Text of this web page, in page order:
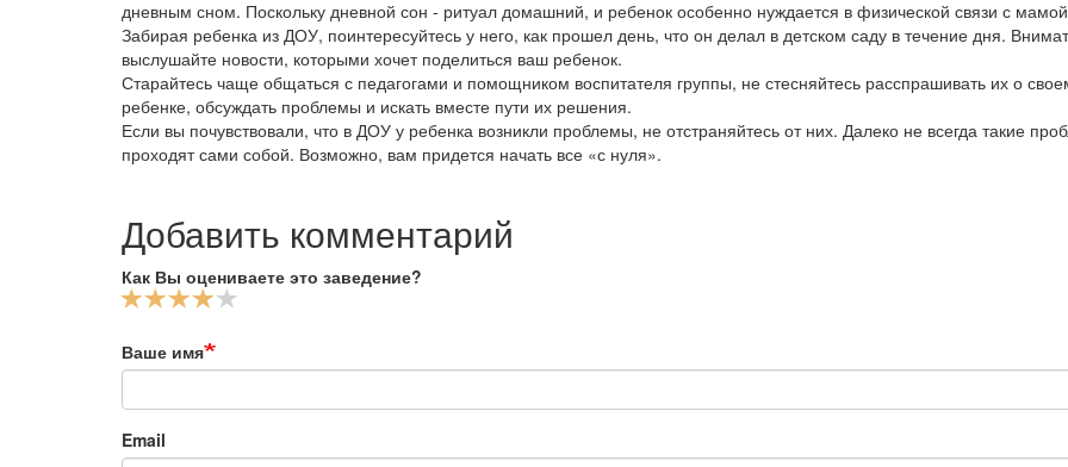
дневным сном. Поскольку дневной сон - ритуал домашний, и ребенок особенно нуждается в физической связи с
Забирая ребенка из ДОУ, поинтересуйтесь у него, как прошел день, что он делал в детском саду в течение дня.
выслушайте новости, которыми хочет поделиться ваш ребенок.
Старайтесь чаще общаться с педагогами и помощником воспитателя группы, не стесняйтесь расспрашивать их о
ребенке, обсуждать проблемы и искать вместе пути их решения.
Если вы почувствовали, что в ДОУ у ребенка возникли проблемы, не отстраняйтесь от них. Далеко не всегда такие
проходят сами собой. Возможно, вам придется начать все «с нуля».
Добавить комментарий
Как Вы оцениваете это заведение?
Ваше имя
Email